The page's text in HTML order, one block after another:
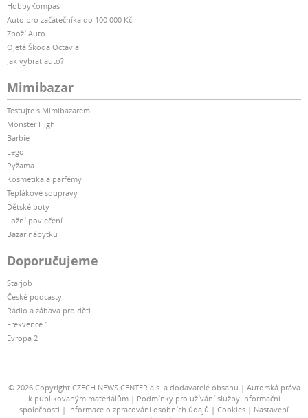
HobbyKompas
Auto pro začátečníka do 100 000 Kč
Zboží Auto
Ojetá Škoda Octavia
Jak vybrat auto?
Mimibazar
Testujte s Mimibazarem
Monster High
Barbie
Lego
Pyžama
Kosmetika a parfémy
Teplákové soupravy
Dětské boty
Ložní povlečení
Bazar nábytku
Doporučujeme
Starjob
České podcasty
Rádio a zábava pro děti
Frekvence 1
Evropa 2
© 2026 Copyright CZECH NEWS CENTER a.s. a dodavatelé obsahu
Autorská práva
k publikovaným materiálům
Podmínky pro užívání služby informační
společnosti
Informace o zpracování osobních údajů Cookies
Nastavení